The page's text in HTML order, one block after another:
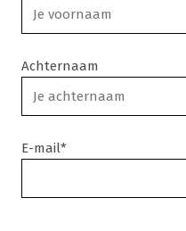
Achternaam
E-mail*